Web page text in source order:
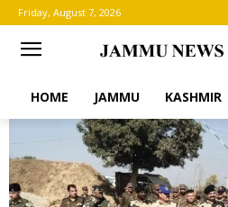
Friday, August 7, 2026
HOME JAMMU KASHMIR